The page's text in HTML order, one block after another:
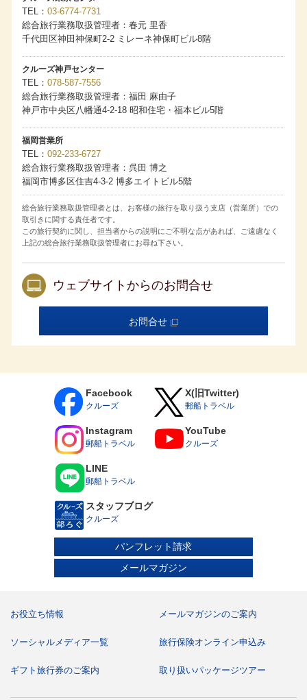
客室番号のご希望について
・ペントハウスクラス、スイートクラス：すべてのクルー
ズにてフルクルーズ（全区間）をご予約の場合、ご希望を
お預かりします。
ーズ（全区間）をご予約の場合、ご希望をお預かりしま
す。
・ご希望がある場合は、お申し込みの旅行会社および販売
店へお申し出ください。ただし客室番号は乗船券発券時に
最終確定します。ご希望にそえない場合もございます。
・客室番号のご希望が重なった場合は、「My ASUKA
イント）』もしくは累計宿泊数の多い方の希望を優先しま
す。
コネクティングルームについて
・コネクティングルームのご希望は、お申し込みの旅行会
社および販売店へお申し出ください。ただしご希望にそえ
ない場合もございます。
プの組み合わせでもサービス内容は宿泊する客室タイプに
準じます。
国内クルーズの旅行代金は消費税等諸税・各港の施設使用
料を含みます。海外クルーズの旅行代金は海外の各港の港
湾諸税を含みます。今後税額や各港の施設使用料が増減ま
本の国際観光旅客税は含まれておりません。
消されたお客様には規定の取消料を、客室をお一人様でご
利用になられるお客様には規定の差額代金を追加で申し受
けます。
取消料発生期間内にお客様の申し出により旅行の契約内容
（客室タイプ／コース／割引種別／対象者等を含みます）
を変更される場合は、旅行契約を一旦解除した上で新たに
旅行契約を締結していただきます。このとき、新契約の代
乗船条件について
6ヵ月未満の乳児はご乗船いただけません。
15歳未満の方は、保護者の同行（同室）が条件となりま
す。乳幼児（6歳までの未就学児）のお子様は、お申し込み
時に運航会社指定の承諾書の提出が必要となります。
15歳以上18歳未満の方は単独でもご乗船いただけますが、
お申し込み時に保護者の同意書の提出が必要です。
医療器具をお持ち込みされる場合はお申し込み時にお申し
出ください。診断書および承諾書を提出いただく場合があ
ります。
い。運航会社指定の診断書および承諾書を提出いただきま
す。
車いすなどの器具をご利用になっている方や心身に障がい
のある方、身体障がい者補助犬（盲導犬、聴導犬、介助
犬）をお連れの方はお申し込み時にお申し出ください。ま
た、車いすをご利用の方については、船内および港での乗
下船におけるお客様の安全確保の観点から、いくつかの制
限を設けております。つきましては、お申し込み前に飛鳥
電動車いすをご使用の場合、前項のほか使用上の制限事項
についての承諾書の提出が必要となります。なお、電動カ
食物アレルギーでお食事の対応が必要な場合は、ご乗船後
面をお渡ししますので、お申し込みの際に旅行会社にお申
TEL
03-6774-7731
総合旅行業務取扱管理者：春元 里香
千代田区神田神保町2-2 ミレーネ神保町ビル8階
クルーズ神戸センター
TEL
078-587-7556
総合旅行業務取扱管理者：福田 麻由子
神戸市中央区八幡通4-2-18 昭和住宅・福本ビル5階
福岡営業所
TEL
092-233-6727
総合旅行業務取扱管理者：呉田 博之
福岡市博多区住吉4-3-2 博多エイトビル5階
総合旅行業務取扱管理者とは、お客様の旅行を取り扱う支店（営業所）での
取引きに関する責任者です。
この旅行契約に関し、担当者からの説明にご不明な点があれば、ご遠慮なく
上記の総合旅行業務取扱管理者にお尋ね下さい。
ウェブサイトからのお問合せ
お問合せ
Facebook
クルーズ
X(旧Twitter)
郵船トラベル
Instagram
郵船トラベル
YouTube
クルーズ
LINE
郵船トラベル
スタッフブログ
クルーズ
パンフレット請求
メールマガジン
お役立ち情報 メールマガジンのご案内
ソーシャルメディア一覧 旅行保険オンライン申込み
ギフト旅行券のご案内 取り扱いパッケージツアー